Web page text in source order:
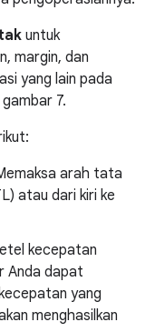
untuk
margin, dan
yang lain pada
7.
arah tata
atau dari kiri ke
kecepatan
Anda dapat
yang
menghasilkan